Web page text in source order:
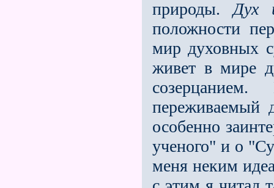
природы. Дух
положности
мир духовных
живет в мире
переживаемый
особенно
ученого" и о
меня неким